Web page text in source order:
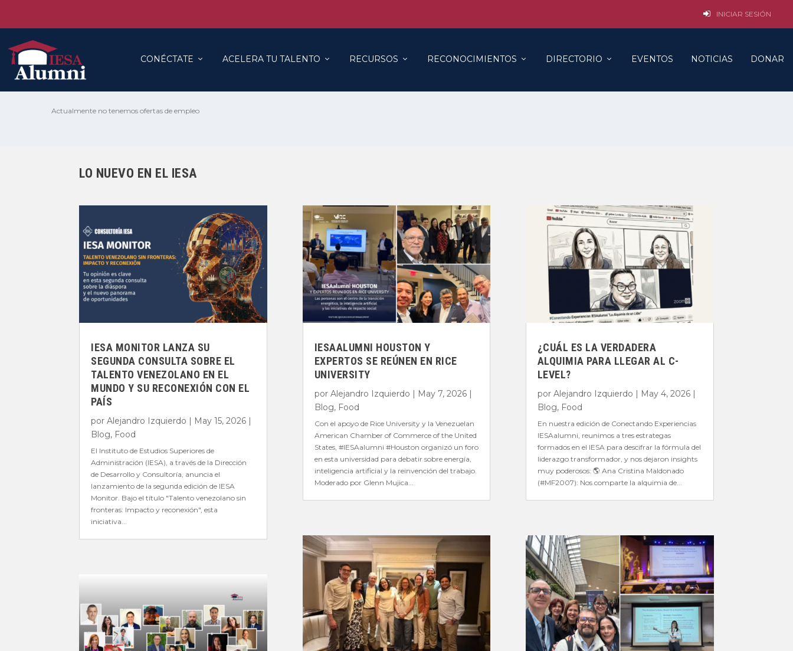
INICIAR SESIÓN
CONÉCTATE ACELERA TU TALENTO RECURSOS RECONOCIMIENTOS DIRECTORIO EVENTOS NOTICIAS DONAR
Actualmente no tenemos ofertas de empleo
LO NUEVO EN EL IESA
IESA MONITOR LANZA SU
SEGUNDA CONSULTA SOBRE EL
TALENTO VENEZOLANO EN EL
MUNDO Y SU RECONEXIÓN CON EL
PAÍS
porAlejandro Izquierdo | May 15, 2026 |
Blog, Food
El Instituto de Estudios Superiores de
Administración (IESA), a través de la Dirección
de Desarrollo y Consultoría, anuncia el
lanzamiento de la segunda edición de IESA
Monitor. Bajo el título "Talento venezolano sin
fronteras: Impacto y reconexión", esta
iniciativa...
IESAALUMNI HOUSTON Y
EXPERTOS SE REÚNEN EN RICE
UNIVERSITY
por Alejandro Izquierdo | May 7, 2026|
Blog, Food
Con el apoyo de Rice University y la Venezuelan
American Chamber of Commerce of the United
States, #IESAalumni #Houston organizó un foro
en esta universidad para debatir sobre energía,
inteligencia artificial y la reinvención del trabajo.
Moderado por Glenn Mujica...
¿CUÁL ES LA VERDADERA
ALQUIMIA PARA LLEGAR AL C-
LEVEL?
por Alejandro Izquierdo | May 4, 2026|
Blog, Food
En nuestra edición de Conectando Experiencias
IESAalumni, reunimos a tres estrategas
formados en el IESA para descifrar la fórmula del
liderazgo transformador, y nos dejaron insights
muy poderosos: 🌎 Ana Cristina Maldonado
(#MF2007): Nos comparte la alquimia de...